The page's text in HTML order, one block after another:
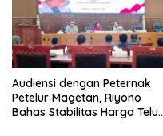
Audiensi dengan Peternak
Petelur Magetan, Riyono
Bahas Stabilitas Harga Telur